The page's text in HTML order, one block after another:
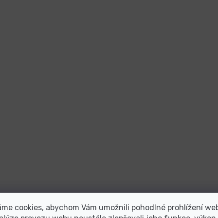
cookies, abychom Vám umožnili pohodlné prohlížení